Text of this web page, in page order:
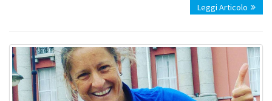
Leggi Articolo